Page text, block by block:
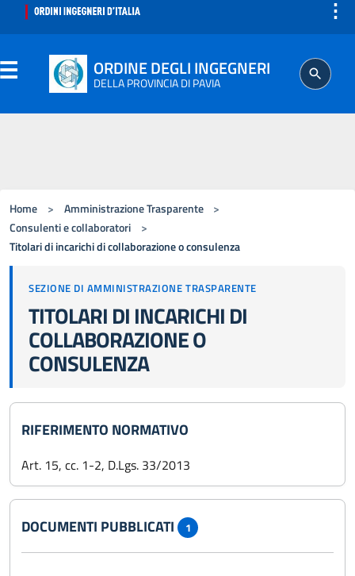
⋮
ORDINE DEGLI INGEGNERI
DELLA PROVINCIA DI PAVIA
ISCRITTO
AGGIORNAMENTO PROFESSIONALE
Home > Amministrazione Trasparente
>
Consulenti e collaboratori
>
Titolari di incarichi di collaborazione o consulenza
SEZIONE DI AMMINISTRAZIONE TRASPARENTE
TITOLARI DI INCARICHI DI
COLLABORAZIONE O
CONSULENZA
RIFERIMENTO NORMATIVO
Art. 15, cc. 1-2, D.Lgs. 33/2013
DOCUMENTI PUBBLICATI 1